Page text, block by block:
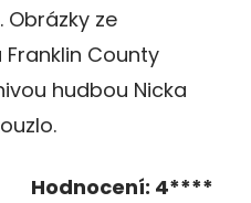
ze
County
hudbou Nicka
Hodnocení: 4****